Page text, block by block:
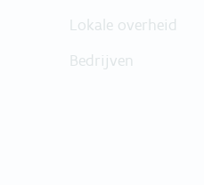
Lokale overheid
Bedrijven